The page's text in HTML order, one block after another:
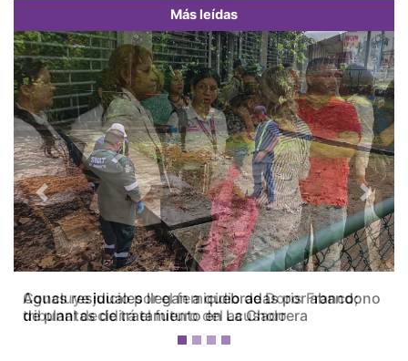
Más leídas
Concluye juicio por el femicidio de Doris Franco;
tribunal decidirá el futuro del acusado
Previous Next